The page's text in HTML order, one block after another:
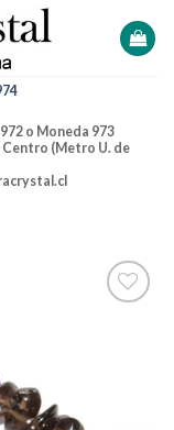
973
(Metro U. de